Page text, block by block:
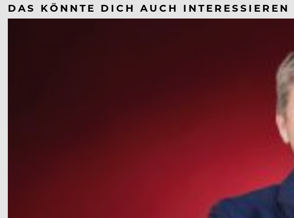
DAS KÖNNTE DICH AUCH INTERESSIEREN